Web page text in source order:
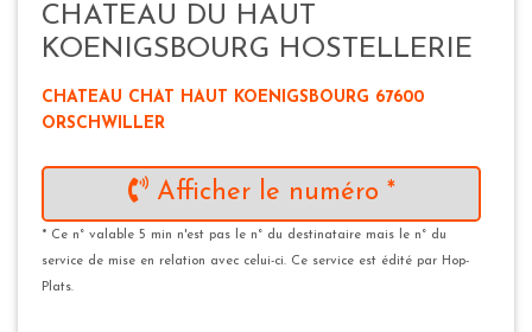
CHATEAU DU HAUT
KOENIGSBOURG HOSTELLERIE
CHATEAU CHAT HAUT KOENIGSBOURG 67600
ORSCHWILLER
Afficher le numéro *
* Ce n° valable 5 min n'est pas le n° du destinataire mais le n° du
service de mise en relation avec celui-ci. Ce service est édité par Hop-
Plats.